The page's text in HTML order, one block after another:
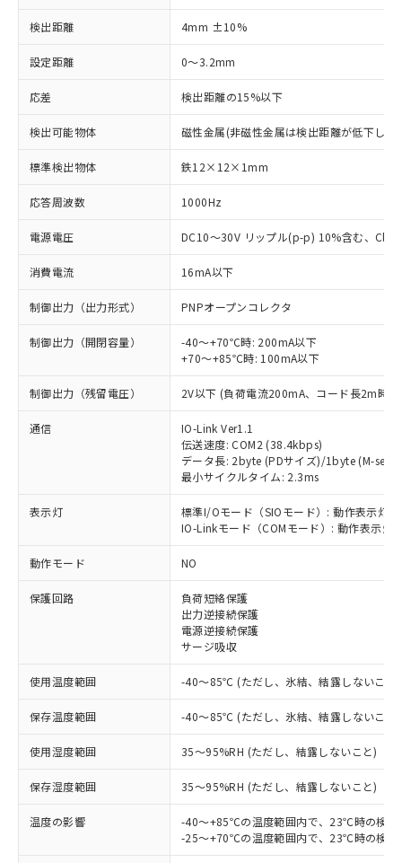
検出距離 4mm ±10%
設定距離 0～3.2mm
応差 検出距離の15%以下
検出可能物体 磁性金属(非磁性金属は検出距離が低下しま
標準検出物体 鉄12×12×1mm
応答周波数 1000Hz
電源電圧 DC10～30V リップル(p-p) 10%含む、
消費電流 16mA以下
制御出力（出力形式） PNPオープンコレクタ
制御出力（開閉容量）
-40～+70℃時: 200mA以下
+70～+85℃時: 100mA以下
制御出力（残留電圧） 2V以下 (負荷電流200mA、コード長2m時)
通信
IO-Link Ver1.1
伝送速度: COM2 (38.4kbps)
データ長: 2byte (PDサイズ)/1byte (M-
最小サイクルタイム: 2.3ms
表示灯
標準I/Oモード（SIOモード）: 動作表示灯(
IO-Linkモード（COMモード）: 動作表示
動作モード NO
保護回路
負荷短絡保護
出力逆接続保護
電源逆接続保護
サージ吸収
使用温度範囲 -40～85℃ (ただし、氷結、結露しないこと)
保存温度範囲 -40～85℃ (ただし、氷結、結露しないこと)
使用湿度範囲 35～95%RH (ただし、結露しないこと)
保存湿度範囲 35～95%RH (ただし、結露しないこと)
温度の影響
-40～+85℃の温度範囲内で、23℃時の検
-25～+70℃の温度範囲内で、23℃時の検
ご利用条件
以下の条件をお読みいただき、同意のうえ
本サービスは、当社制御機器事業取扱
商品の当社在庫状況および標準価格
(税抜)を提供させていただくもので
当社制御機器事業取扱商品の中には、
本サービスの対象外となる商品もある
対応済み：EU RoHS指令（10物質）の
非含有に対応した製品が提供可能な商品で
対応予定：EU RoHS指令（10物質）の非含
有に対応した製品に切り替える予定のある
商品です。
対応予定なし：EU RoHS指令（10物質）の
非含有に非対応の商品で、対応品を出す予
定はありません。
調査・確認中：EU RoHS指令（10物質）の
非含有の対応状況を調査中または確認中の
商品です。
非該当品：ライセンス料など無形物で、有
害物質有無と関係のない商品です。
仕入先様の事情により、非含有部品として
※1 中国RoHS○×表
「○」：最大均質材料含有率が中国RoHSの
基準値以下であることを示します。
「×」：最大均質材料含有率が中国RoHSの